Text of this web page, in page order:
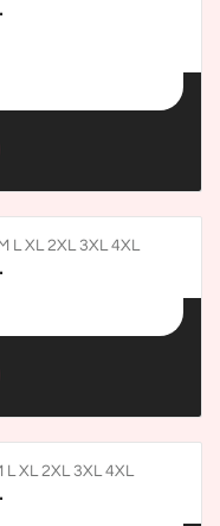
L XL 2XL 3XL 4XL
L XL 2XL 3XL 4XL